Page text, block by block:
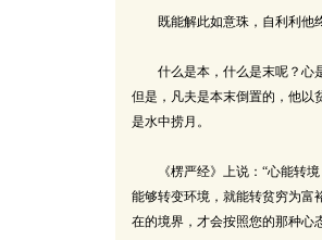
既能解此如意珠，自利利他
什么是本，什么是末呢？心是
但是，凡夫是本末倒置的，他以
是水中捞月。
《楞严经》上说：“心能转境
能够转变环境，就能转贫穷为富
在的境界，才会按照您的那种心